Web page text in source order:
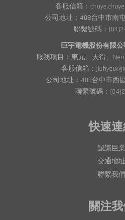
客服信箱：
公司地址：408台中市南
聯繫號碼：
巨宇電機股份有限
服務項目：東元、天得、
客服信箱：
公司地址：403台中市西
聯繫號碼：
快速
認識巨業
交通地址
聯繫我們
關注我